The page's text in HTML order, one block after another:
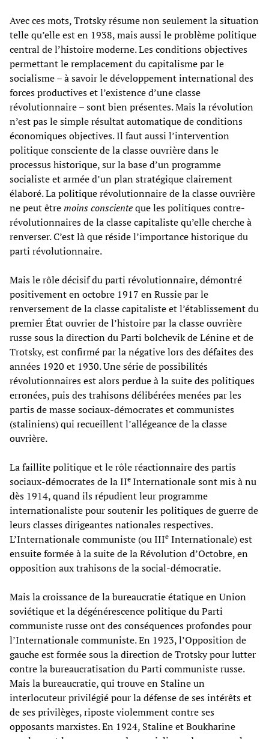
Avec ces mots, Trotsky résume non seulement la situation
telle qu’elle est en 1938, mais aussi le problème politique
central de l’histoire moderne. Les conditions objectives
permettant le remplacement du capitalisme par le
socialisme – à savoir le développement international des
forces productives et l’existence d’une classe
révolutionnaire – sont bien présentes. Mais la révolution
n’est pas le simple résultat automatique de conditions
économiques objectives. Il faut aussi l’intervention
politique consciente de la classe ouvrière dans le
processus historique, sur la base d’un programme
socialiste et armée d’un plan stratégique clairement
élaboré. La politique révolutionnaire de la classe ouvrière
ne peut êtremoins conscienteque les politiques contre-
révolutionnaires de la classe capitaliste qu’elle cherche à
renverser. C’est là que réside l’importance historique du
parti révolutionnaire.
Mais le rôle décisif du parti révolutionnaire, démontré
positivement en octobre 1917 en Russie par le
renversement de la classe capitaliste et l’établissement du
premier État ouvrier de l’histoire par la classe ouvrière
russe sous la direction du Parti bolchevik de Lénine et de
Trotsky, est confirmé par la négative lors des défaites des
années 1920 et 1930. Une série de possibilités
révolutionnaires est alors perdue à la suite des politiques
erronées, puis des trahisons délibérées menées par les
partis de masse sociaux-démocrates et communistes
(staliniens) qui recueillent l’allégeance de la classe
ouvrière.
La faillite politique et le rôle réactionnaire des partis
sociaux-démocrates de la IIe Internationale sont mis à nu
dès 1914, quand ils répudient leur programme
internationaliste pour soutenir les politiques de guerre de
leurs classes dirigeantes nationales respectives.
L’Internationale communiste (ou IIIe Internationale) est
ensuite formée à la suite de la Révolution d’Octobre, en
opposition aux trahisons de la social-démocratie.
Mais la croissance de la bureaucratie étatique en Union
soviétique et la dégénérescence politique du Parti
communiste russe ont des conséquences profondes pour
l’Internationale communiste. En 1923, l’Opposition de
gauche est formée sous la direction de Trotsky pour lutter
contre la bureaucratisation du Parti communiste russe.
Mais la bureaucratie, qui trouve en Staline un
interlocuteur privilégié pour la défense de ses intérêts et
de ses privilèges, riposte violemment contre ses
opposants marxistes. En 1924, Staline et Boukharine